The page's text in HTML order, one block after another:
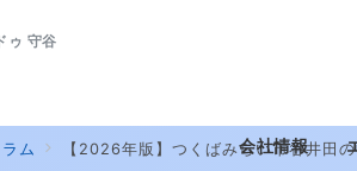
ゥ 守谷
会社情報
ム 【2026年版】つくばみらい市谷井田